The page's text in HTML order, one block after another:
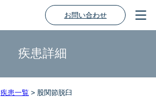
お問い合わせ
疾患詳細
疾患一覧> 股関節脱臼